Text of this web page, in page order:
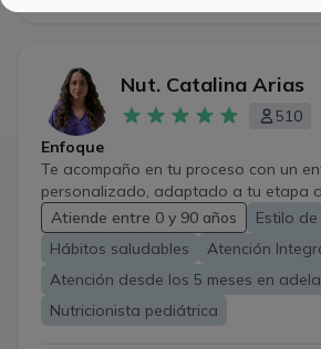
Nut. Catalina Arias
510
Enfoque
Te acompaño en tu proceso con un
personalizado, adaptado a tu etapa
necesidades. Trabajamos no solo en
también en tu relación con la
cambios reales, sostenibles y sin
Mi objetivo es ayudarte a mejorar tu
calidad de vida a través de hábitos
mantener en el tiempo.
Atiende entre 0 y 90 años
Estilo
Hábitos saludables
Atención
Atención desde los 5 meses en
Nutricionista pediátrica